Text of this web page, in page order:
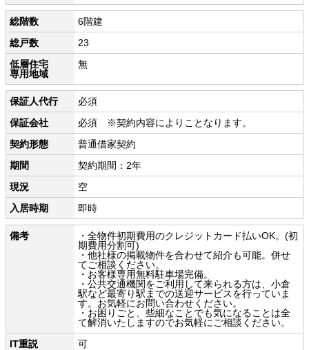
総階数
6階建
総戸数
23
低層住宅
専用地域
無
保証人代行
必須
保証会社
必須 ※契約内容によりことなります。
契約形態
普通借家契約
期間
契約期間：2年
現況
空
入居時期
即時
備考
・全物件初期費用のクレジットカード払いOK。(初
期費用分割可)
・他社様の掲載物件を合わせて紹介も可能。併せ
てご相談ください。
・お客様専用無料駐車場完備。
・公共交通機関をご利用して来られる方は、小倉
駅など最寄り駅までの送迎サービスを行っていま
す。お気軽にお問い合わせください。
・お困りごと、些細なことでも気になることは全
て解消いたしますのでお気軽にご相談ください。
IT重説
可